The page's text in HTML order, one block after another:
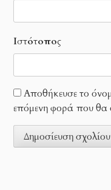
Ιστότοπος
Αποθήκευσε το
επόμενη φορά που θα